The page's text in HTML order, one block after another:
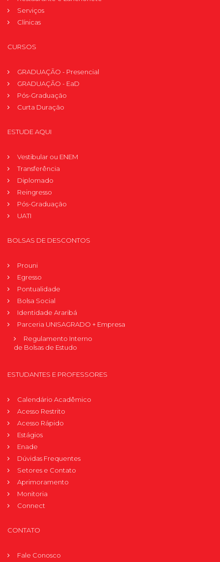
Serviços
Clínicas
CURSOS
GRADUAÇÃO - Presencial
GRADUAÇÃO - EaD
Pós-Graduação
Curta Duração
ESTUDE AQUI
Vestibular ou ENEM
Transferência
Diplomado
Reingresso
Pós-Graduação
UATI
BOLSAS DE DESCONTOS
Prouni
Egresso
Pontualidade
Bolsa Social
Identidade Araribá
Parceria UNISAGRADO + Empresa
Regulamento Interno
de Bolsas de Estudo
ESTUDANTES E PROFESSORES
Calendário Acadêmico
Acesso Restrito
Acesso Rápido
Estágios
Enade
Dúvidas Frequentes
Setores e Contato
Aprimoramento
Monitoria
Connect
CONTATO
Fale Conosco